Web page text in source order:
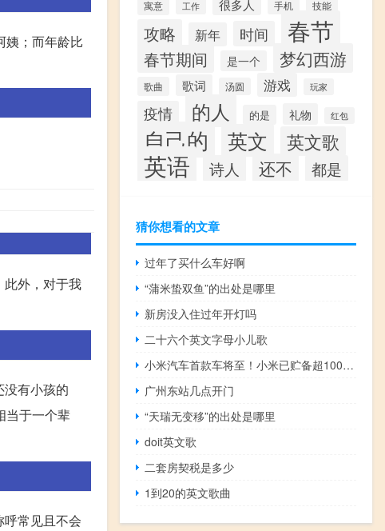
姨；而年龄比
此外，对于我
有小孩的
当于一个辈
常见且不会
寓意 工作 很多人 手机 技能
攻略 新年 时间 春节
春节期间 是一个 梦幻西游
歌曲 歌词 汤圆 游戏 玩家
疫情 的人 的是 礼物 红包
自己的 英文 英文歌
英语 诗人 还不 都是
猜你想看的文章
过年了买什么车好啊
“蒲米蛰双鱼”的出处是哪里
新房没入住过年开灯吗
二十六个英文字母小儿歌
小米汽车首款车将至！小米已贮备超1000条专利：包括无线充电等
广州东站几点开门
“天瑞无变移”的出处是哪里
doit英文歌
二套房契税是多少
1到20的英文歌曲